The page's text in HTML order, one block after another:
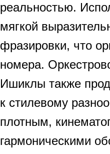
реальностью.
мягкой
фразировки, что
номера.
Ишиклы также
к стилевому
плотным,
гармоническими